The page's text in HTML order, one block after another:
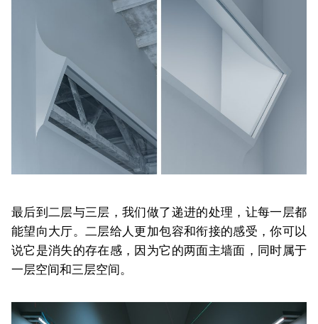
最后到二层与三层，我们做了递进的处理，让每一层都
能望向大厅。二层给人更加包容和衔接的感受，你可以
说它是消失的存在感，因为它的两面主墙面，同时属于
一层空间和三层空间。